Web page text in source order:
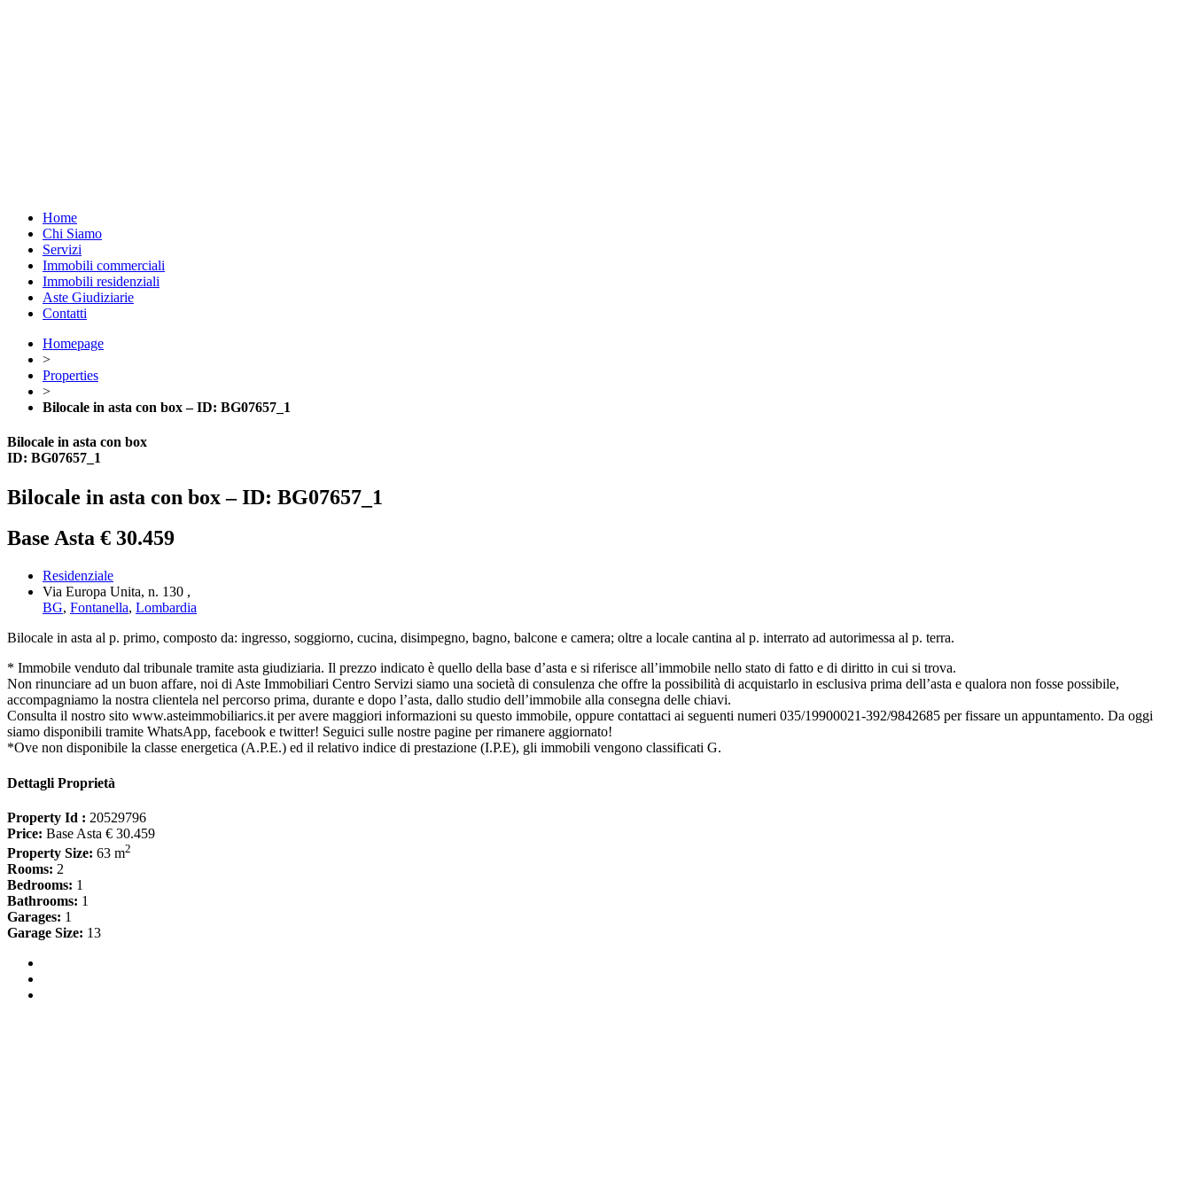
Home
Chi Siamo
Servizi
Immobili commerciali
Immobili residenziali
Aste Giudiziarie
Contatti
Homepage
>
Properties
>
Bilocale in asta con box – ID: BG07657_1
Bilocale in asta con box
ID: BG07657_1
Bilocale in asta con box – ID: BG07657_1
Base Asta € 30.459
Residenziale
Via Europa Unita, n. 130 ,
BG, Fontanella, Lombardia
Bilocale in asta al p. primo, composto da: ingresso, soggiorno, cucina, disimpegno, bagno, balcone e camera; oltre a locale cantina al p. interrato ad autorimessa al p. terra.
* Immobile venduto dal tribunale tramite asta giudiziaria. Il prezzo indicato è quello della base d’asta e si riferisce all’immobile nello stato di fatto e di diritto in cui si trova.
Non rinunciare ad un buon affare, noi di Aste Immobiliari Centro Servizi siamo una società di consulenza che offre la possibilità di acquistarlo in esclusiva prima dell’asta e qualora non fosse possibile,
accompagniamo la nostra clientela nel percorso prima, durante e dopo l’asta, dallo studio dell’immobile alla consegna delle chiavi.
Consulta il nostro sito www.asteimmobiliarics.it per avere maggiori informazioni su questo immobile, oppure contattaci ai seguenti numeri 035/19900021-392/9842685 per fissare un appuntamento. Da oggi
siamo disponibili tramite WhatsApp, facebook e twitter! Seguici sulle nostre pagine per rimanere aggiornato!
*Ove non disponibile la classe energetica (A.P.E.) ed il relativo indice di prestazione (I.P.E), gli immobili vengono classificati G.
Dettagli Proprietà
Property Id : 20529796
Price: Base Asta € 30.459
Property Size: 63 m2
Rooms: 2
Bedrooms: 1
Bathrooms: 1
Garages: 1
Garage Size: 13